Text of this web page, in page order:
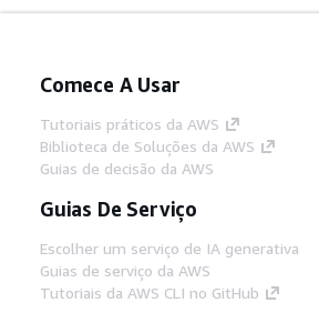
Comece A Usar
Tutoriais práticos da AWS
Biblioteca de Soluções da AWS
Guias de decisão da AWS
Guias De Serviço
Escolher um serviço de IA generativa
Guias de serviço da AWS
Tutoriais da AWS CLI no GitHub